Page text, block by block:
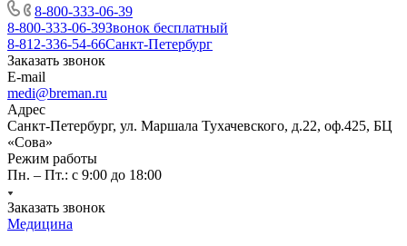
8-800-333-06-39
8-800-333-06-39Звонок бесплатный
8-812-336-54-66Санкт-Петербург
Заказать звонок
E-mail
medi@breman.ru
Адрес
Санкт-Петербург, ул. Маршала Тухачевского, д.22, оф.425, БЦ
«Сова»
Режим работы
Пн. – Пт.: с 9:00 до 18:00
Заказать звонок
Медицина